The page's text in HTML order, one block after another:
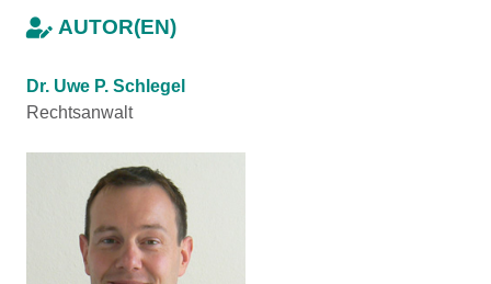
AUTOR(EN)
Dr. Uwe P. Schlegel
Rechtsanwalt